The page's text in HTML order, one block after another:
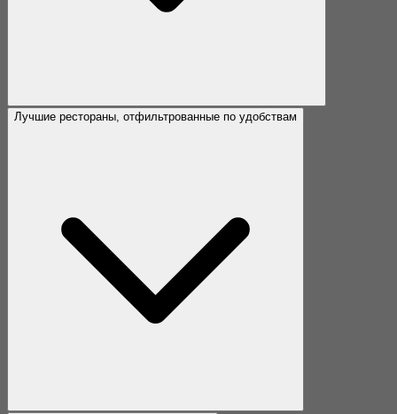
Лучшие рестораны, отфильтрованные по удобствам